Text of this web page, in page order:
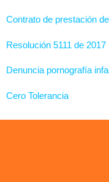
Contrato de prestación
Resolución 5111 de 2017
Denuncia pornografía
Cero Tolerancia